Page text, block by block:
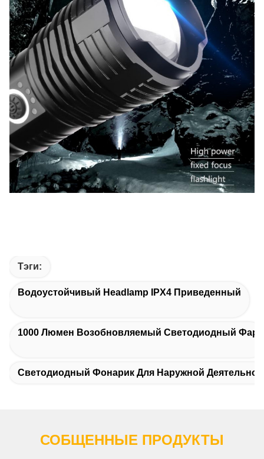
Тэги:
Водоустойчивый Headlamp IPX4 Приведенный
1000 Люмен Возобновляемый Светодиодный Фар
Светодиодный Фонарик Для Наружной
СОБЩЕННЫЕ ПРОДУКТЫ